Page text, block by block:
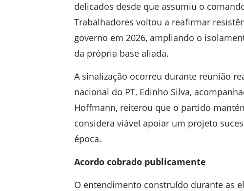
delicados desde que assumiu o
Trabalhadores voltou a reafirmar
governo em 2026, ampliando o
da própria base aliada.
A sinalização ocorreu durante reunião
nacional do PT, Edinho Silva,
Hoffmann, reiterou que o partido
considera viável apoiar um projeto
época.
Acordo cobrado publicamente
O entendimento construído durante as